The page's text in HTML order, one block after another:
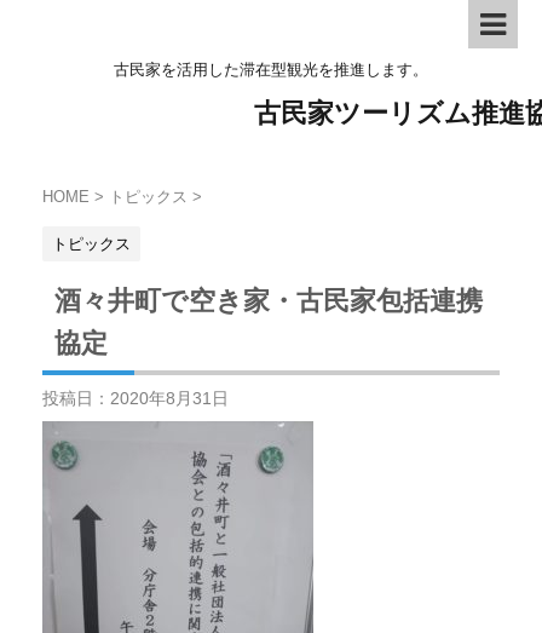
古民家を活用した滞在型観光を推進します。
古民家ツーリズム推進
HOME > トピックス >
トピックス
酒々井町で空き家・古民家包括連携
協定
投稿日： 2020年8月31日